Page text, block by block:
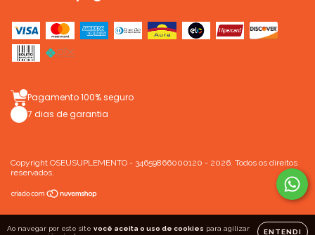
Ao navegar por este site você aceita o uso de cookies para agilizar
ENTENDI
Pagamento 100% seguro
7 dias de garantia
Copyright OSEUSUPLEMENTO - 34659866000120 - 2026. Todos os direitos
reservados.